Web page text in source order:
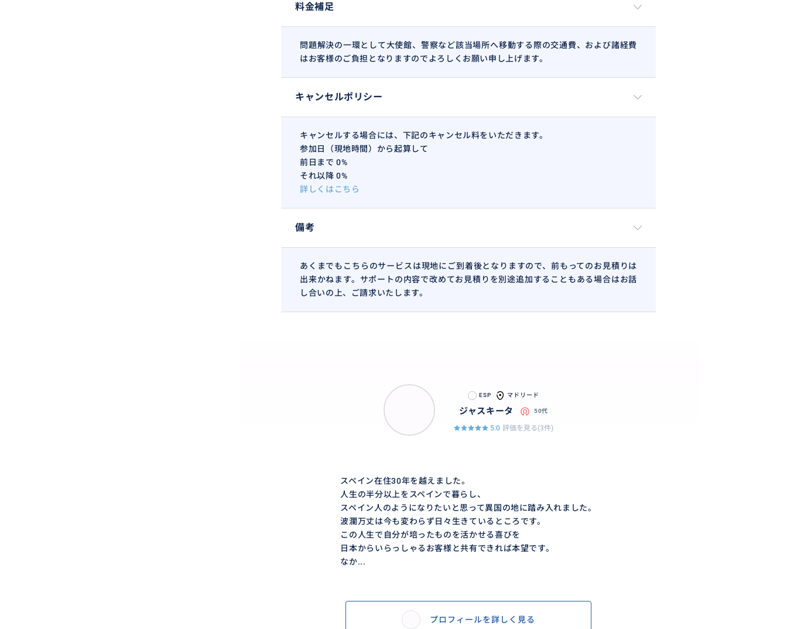
料金補足
問題解決の一環として大使館、警察など該当場所へ移動する際の交通費、および諸経費
はお客様のご負担となりますのでよろしくお願い申し上げます。
キャンセルポリシー
キャンセルする場合には、下記のキャンセル料をいただきます。
参加日（現地時間）から起算して
前日まで 0%
それ以降 0%
詳しくはこちら
備考
あくまでもこちらのサービスは現地にご到着後となりますので、前もってのお見積りは
出来かねます。サポートの内容で改めてお見積りを別途追加することもある場合はお話
し合いの上、ご請求いたします。
ESP マドリード
ジャスキータ 50代
5.0 評価を見る(3件)
スペイン在住30年を越えました。
人生の半分以上をスペインで暮らし、
スペイン人のようになりたいと思って異国の地に踏み入れました。
波瀾万丈は今も変わらず日々生きているところです。
この人生で自分が培ったものを活かせる喜びを
日本からいらっしゃるお客様と共有できれば本望です。
なか...
プロフィールを詳しく見る